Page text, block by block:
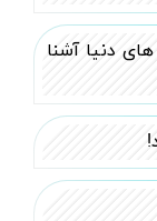
های دنیا آشنا